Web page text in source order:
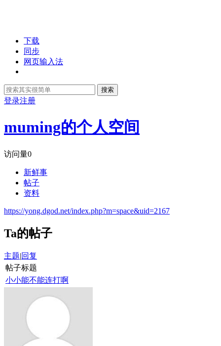
下载
同步
网页输入法
搜索
登录注册
muming的个人空间
访问量0
新鲜事
帖子
资料
https://yong.dgod.net/index.php?m=space&uid=2167
Ta的帖子
主题|回复
帖子标题
小小能不能连打啊